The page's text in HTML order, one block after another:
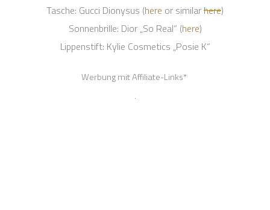
Tasche: Gucci Dionysus (here or similarhere)
Sonnenbrille: Dior „So Real“ (here)
Lippenstift: Kylie Cosmetics „Posie K“